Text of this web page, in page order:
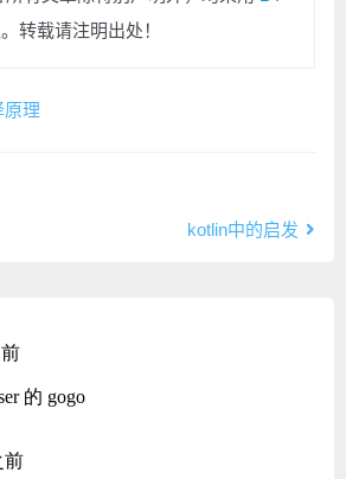
转载请注明出处！
原理
kotlin中的启发